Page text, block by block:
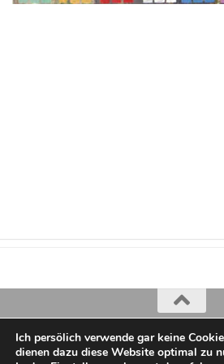
Iris Greiner
copyright 2022
Ich persölich verwende gar keine
dienen dazu diese Website optimal zu